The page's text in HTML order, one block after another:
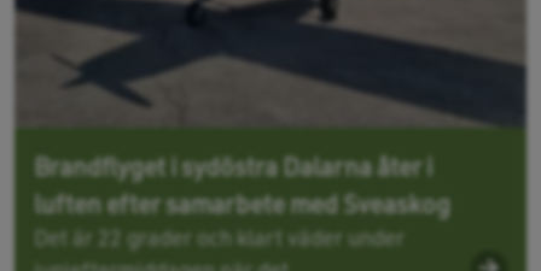
Brandflyget i sydöstra Dalarna åter i
luften efter samarbete med Sveaskog
Det är 22 grader och klart väder under